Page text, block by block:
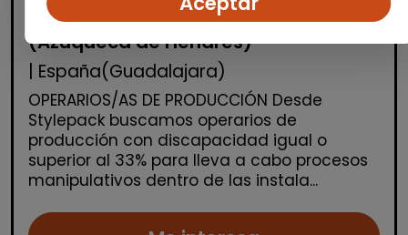
Operario/a de producción
(Azuqueca de Henares)
| España(Guadalajara)
OPERARIOS/AS DE PRODUCCIÓN Desde
Stylepack buscamos operarios de
producción con discapacidad igual o
superior al 33% para lleva a cabo procesos
manipulativos dentro de las instala...